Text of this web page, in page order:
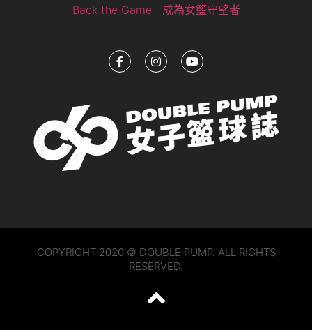
Back the Game | 成為女籃守望者
COPYRIGHT 2020 © DOUBLE PUMP. ALL RIGHTS
RESERVED.